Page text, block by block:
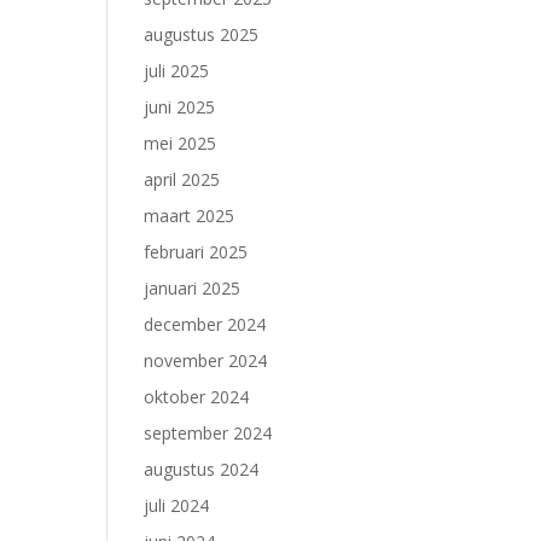
augustus 2025
juli 2025
juni 2025
mei 2025
april 2025
maart 2025
februari 2025
januari 2025
december 2024
november 2024
oktober 2024
september 2024
augustus 2024
juli 2024